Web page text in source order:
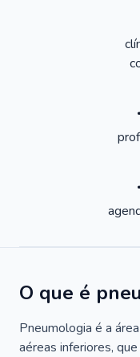
O que é
Pneumologia é a
aéreas inferiores,